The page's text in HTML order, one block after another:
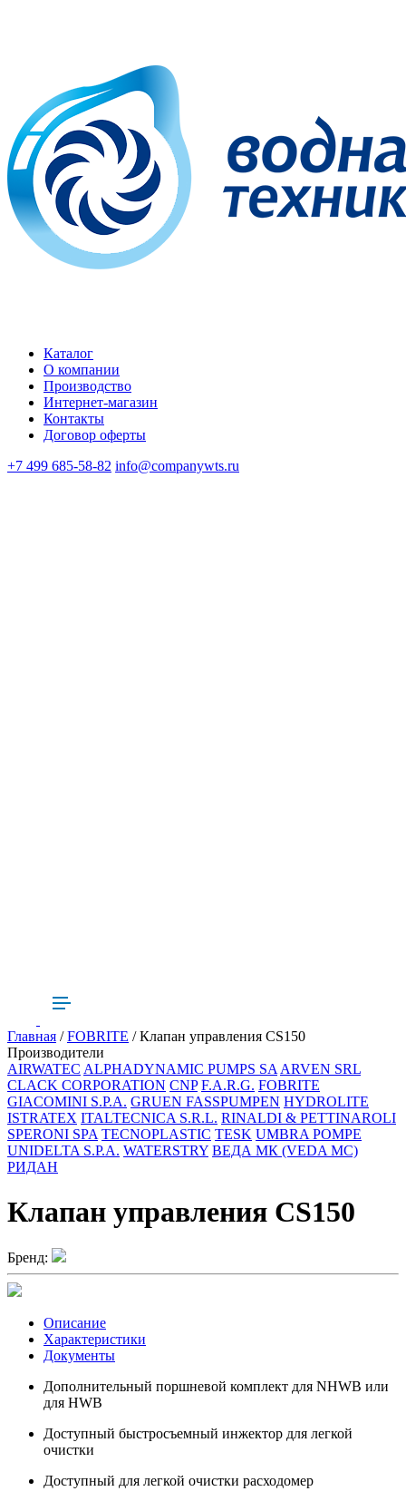
Каталог
О компании
Производство
Интернет-магазин
Контакты
Договор оферты
+7 499 685-58-82 info@companywts.ru
Главная /FOBRITE / Клапан управления CS150
Производители
AIRWATEC ALPHADYNAMIC PUMPS SAARVEN SRL
CLACK CORPORATION CNP F.A.R.G. FOBRITE
GIACOMINI S.P.A. GRUEN FASSPUMPEN HYDROLITE
ISTRATEX ITALTECNICA S.R.L. RINALDI & PETTINAROLI
SPERONI SPA TECNOPLASTIC TESK UMBRA POMPE
UNIDELTA S.P.A. WATERSTRY ВЕДА МК (VEDA MC)
РИДАН
Клапан управления CS150
Бренд:
Описание
Характеристики
Документы
Дополнительный поршневой комплект для NHWB или
для HWB
Доступный быстросъемный инжектор для легкой
очистки
Доступный для легкой очистки расходомер